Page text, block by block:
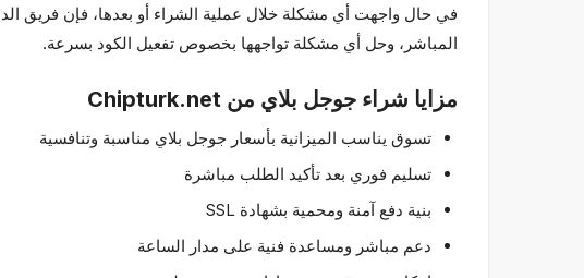
في حال واجهت أي مشكلة خلال عملية الشراء أو بعدها، فإن فريق
المباشر، وحل أي مشكلة تواجهها بخصوص تفعيل الكود بسرعة.
مزايا شراء جوجل بلاي من Chipturk.net
تسوق يناسب الميزانية بأسعار جوجل بلاي مناسبة وتنافسية
تسليم فوري بعد تأكيد الطلب مباشرة
بنية دفع آمنة ومحمية بشهادة SSL
دعم مباشر ومساعدة فنية على مدار الساعة